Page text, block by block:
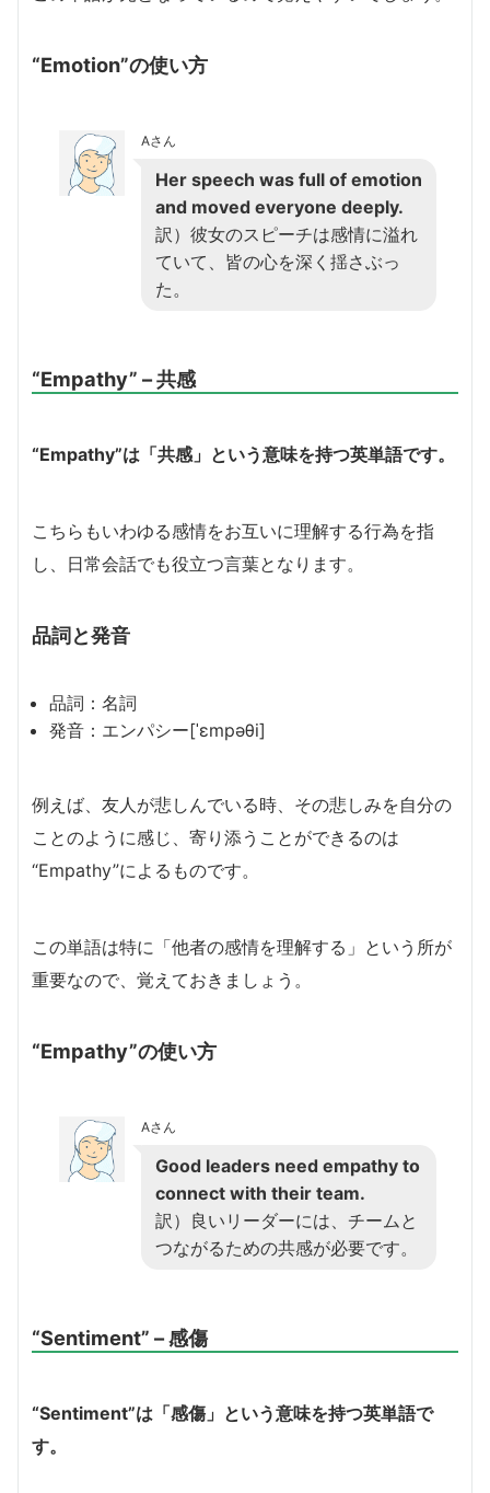
“Emotion”の使い方
Aさん
Her speech was full of emotion
and moved everyone deeply.
訳）彼女のスピーチは感情に溢れ
ていて、皆の心を深く揺さぶっ
た。
“Empathy” – 共感
“Empathy”は「共感」という意味を持つ英単語です。
こちらもいわゆる感情をお互いに理解する行為を指
し、日常会話でも役立つ言葉となります。
品詞と発音
品詞：名詞
発音：エンパシー[ˈɛmpəθi]
例えば、友人が悲しんでいる時、その悲しみを自分の
ことのように感じ、寄り添うことができるのは
“Empathy”によるものです。
この単語は特に「他者の感情を理解する」という所が
重要なので、覚えておきましょう。
“Empathy”の使い方
Aさん
Good leaders need empathy to
connect with their team.
訳）良いリーダーには、チームと
つながるための共感が必要です。
“Sentiment” – 感傷
“Sentiment”は「感傷」という意味を持つ英単語で
す。